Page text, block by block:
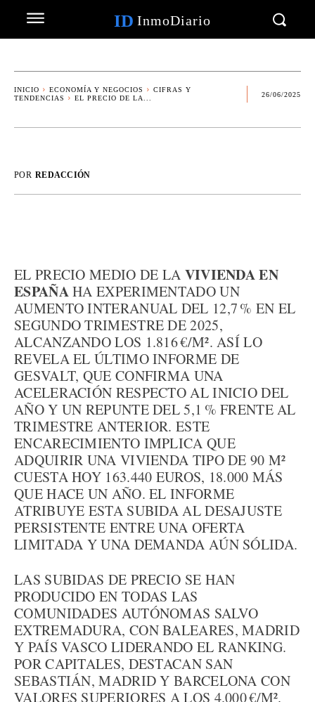
ID InmoDiario
INICIO ECONOMÍA Y NEGOCIOS
CIFRAS Y
TENDENCIAS
EL PRECIO DE LA...
26/06/2025
POR REDACCIÓN
EL PRECIO MEDIO DE LA VIVIENDA EN
ESPAÑAHA EXPERIMENTADO UN
AUMENTO INTERANUAL DEL 12,7 % EN EL
SEGUNDO TRIMESTRE DE 2025,
ALCANZANDO LOS 1.816 €/M². ASÍ LO
REVELA EL ÚLTIMO INFORME DE
GESVALT, QUE CONFIRMA UNA
ACELERACIÓN RESPECTO AL INICIO DEL
AÑO Y UN REPUNTE DEL 5,1 % FRENTE AL
TRIMESTRE ANTERIOR. ESTE
ENCARECIMIENTO IMPLICA QUE
ADQUIRIR UNA VIVIENDA TIPO DE 90 M²
CUESTA HOY 163.440 EUROS, 18.000 MÁS
QUE HACE UN AÑO. EL INFORME
ATRIBUYE ESTA SUBIDA AL DESAJUSTE
PERSISTENTE ENTRE UNA OFERTA
LIMITADA Y UNA DEMANDA AÚN SÓLIDA.
LAS SUBIDAS DE PRECIO SE HAN
PRODUCIDO EN TODAS LAS
COMUNIDADES AUTÓNOMAS SALVO
EXTREMADURA, CON BALEARES, MADRID
Y PAÍS VASCO LIDERANDO EL RANKING.
POR CAPITALES, DESTACAN SAN
SEBASTIÁN, MADRID Y BARCELONA CON
VALORES SUPERIORES A LOS 4.000 €/M².